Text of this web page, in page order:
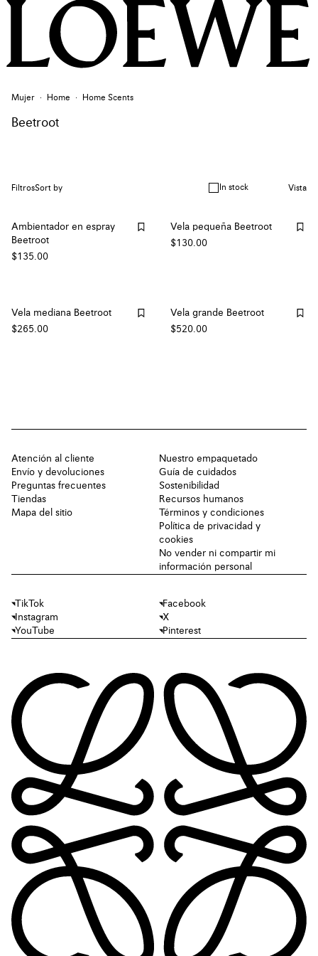
Mujer Home Home Scents
Beetroot
FiltrosSort by In stock Vista
Ambientador en espray
Beetroot
$135.00
Vela pequeña Beetroot
$130.00
Vela mediana Beetroot
$265.00
Vela grande Beetroot
$520.00
Atención al cliente
Envío y devoluciones
Preguntas frecuentes
Tiendas
Mapa del sitio
Nuestro empaquetado
Guía de cuidados
Sostenibilidad
Recursos humanos
Términos y condiciones
Política de privacidad y
cookies
No vender ni compartir mi
información personal
TikTok
Facebook
Instagram
X
YouTube
Pinterest